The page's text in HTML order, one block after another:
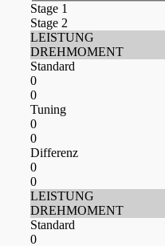
Stage 1
Stage 2
LEISTUNG
DREHMOMENT
Standard
0
0
Tuning
0
0
Differenz
0
0
LEISTUNG
DREHMOMENT
Standard
0